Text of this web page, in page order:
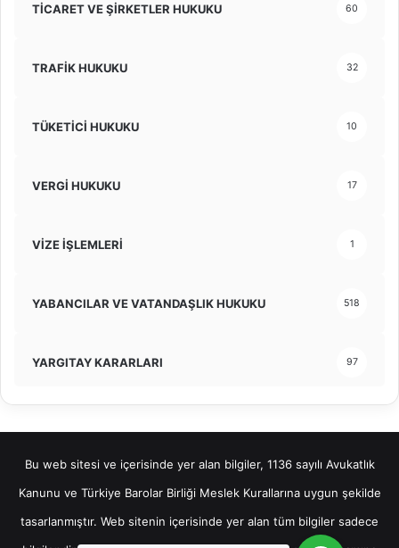
TİCARET VE ŞİRKETLER HUKUKU 60
TRAFİK HUKUKU 32
TÜKETİCİ HUKUKU 10
VERGİ HUKUKU 17
VİZE İŞLEMLERİ 1
YABANCILAR VE VATANDAŞLIK HUKUKU 518
YARGITAY KARARLARI 97
Bu web sitesi ve içerisinde yer alan bilgiler, 1136 sayılı Avukatlık
Kanunu ve Türkiye Barolar Birliği Meslek Kurallarına uygun şekilde
tasarlanmıştır. Web sitenin içerisinde yer alan tüm bilgiler sadece